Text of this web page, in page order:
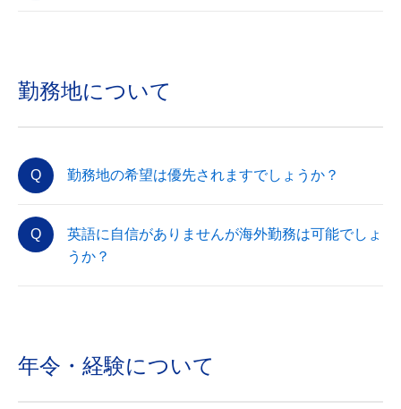
勤務地について
勤務地の希望は優先されますでしょうか？
英語に自信がありませんが海外勤務は可能でしょ
うか？
年令・経験について